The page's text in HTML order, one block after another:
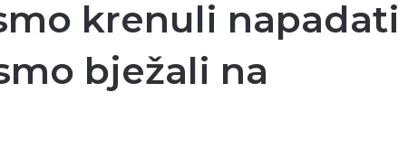
krenuli napadati
bježali na